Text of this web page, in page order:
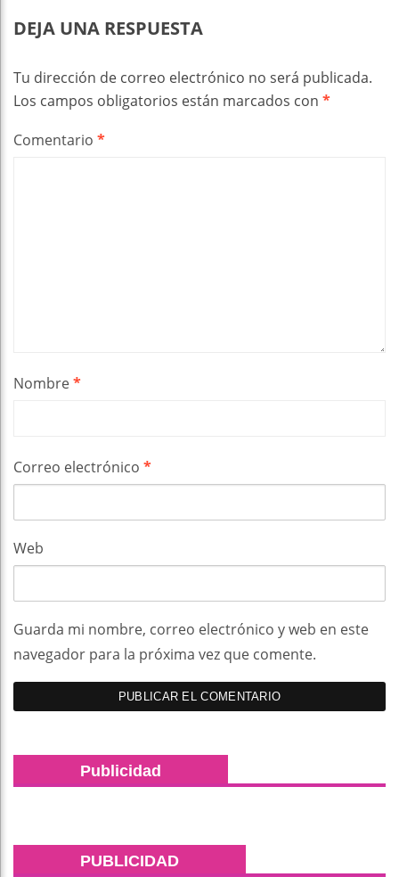
DEJA UNA RESPUESTA
Tu dirección de correo electrónico no será publicada.
Los campos obligatorios están marcados con *
Comentario *
Nombre*
Correo electrónico *
Web
Guarda mi nombre, correo electrónico y web en este
navegador para la próxima vez que comente.
Publicidad
PUBLICIDAD